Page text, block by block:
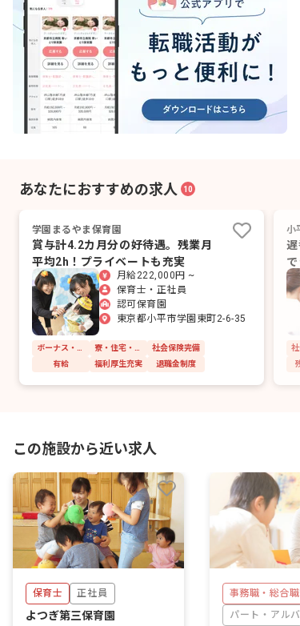
あなたにおすすめの求人 10
学園まるやま保育園
賞与計4.2カ月分の好待遇。残業月
平均2h！プライベートも充実
月給222,000円 ~
保育士・正社員
認可保育園
東京都小平市学園東町2-6-35
社会保険完備
有給
福利厚生充実 退職金制度
小
社
この施設から近い求人
保育士 正社員
よつぎ第三保育園
事務職・総合職
パート・アルバ